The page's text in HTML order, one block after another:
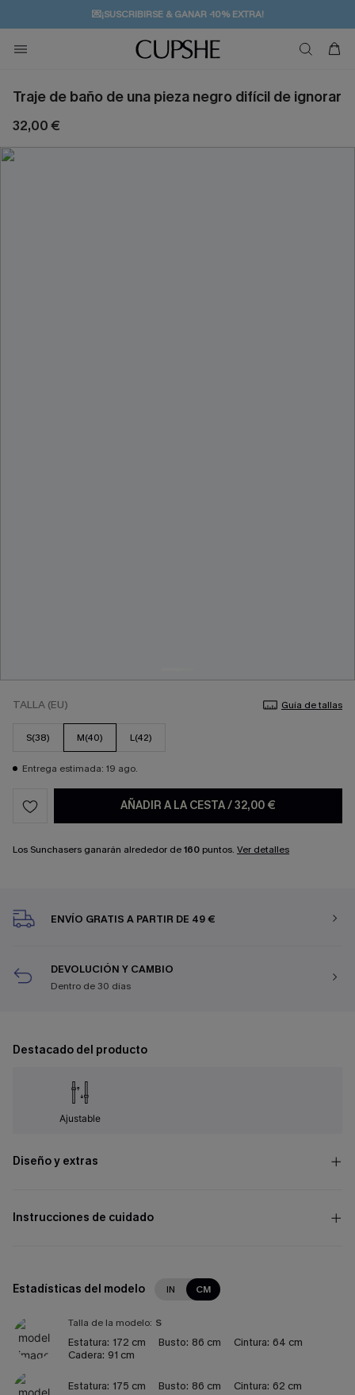
💌¡SUSCRIBIRSE & GANAR -10% EXTRA!
🚚ENVÍO GRATUITO A PARTIR DE 49 € >>
Traje de baño de una pieza negro difícil de ignorar
32,00 €
TALLA (EU) Guía de tallas
S(38) M(40) L(42)
Entrega estimada: 19 ago.
AÑADIR A LA CESTA/32,00 €
Los Sunchasers ganarán alrededor de160 puntos. Ver detalles
ENVÍO GRATIS A PARTIR DE 49 €
DEVOLUCIÓN Y CAMBIO
Dentro de 30 días
Destacado del producto
Ajustable
Diseño y extras
Instrucciones de cuidado
Estadísticas del modelo IN CM
Talla de la modelo: S
Estatura: 172 cm Busto: 86 cm Cintura: 64 cm
Cadera: 91 cm
Estatura: 175 cm Busto: 86 cm Cintura: 62 cm